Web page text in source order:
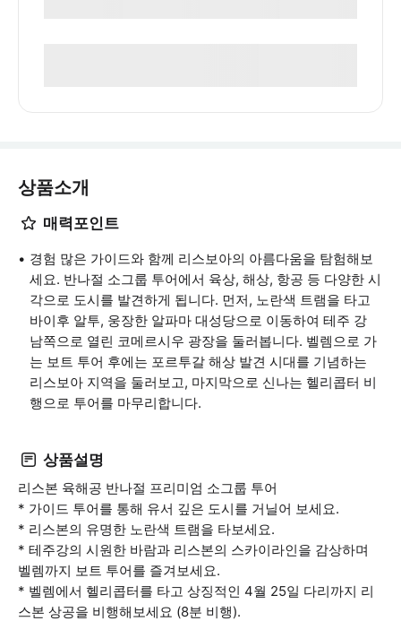
상품소개
매력포인트
경험 많은 가이드와 함께 리스보아의 아름다움을 탐험해보
세요. 반나절 소그룹 투어에서 육상, 해상, 항공 등 다양한 시
각으로 도시를 발견하게 됩니다. 먼저, 노란색 트램을 타고
바이후 알투, 웅장한 알파마 대성당으로 이동하여 테주 강
남쪽으로 열린 코메르시우 광장을 둘러봅니다. 벨렘으로 가
는 보트 투어 후에는 포르투갈 해상 발견 시대를 기념하는
리스보아 지역을 둘러보고, 마지막으로 신나는 헬리콥터 비
행으로 투어를 마무리합니다.
상품설명
리스본 육해공 반나절 프리미엄 소그룹 투어
* 가이드 투어를 통해 유서 깊은 도시를 거닐어 보세요.
* 리스본의 유명한 노란색 트램을 타보세요.
* 테주강의 시원한 바람과 리스본의 스카이라인을 감상하며
벨렘까지 보트 투어를 즐겨보세요.
* 벨렘에서 헬리콥터를 타고 상징적인 4월 25일 다리까지 리
스본 상공을 비행해보세요 (8분 비행).